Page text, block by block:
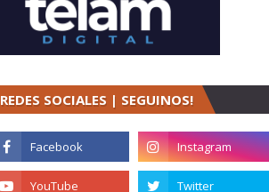
REDES SOCIALES | SEGUINOS!